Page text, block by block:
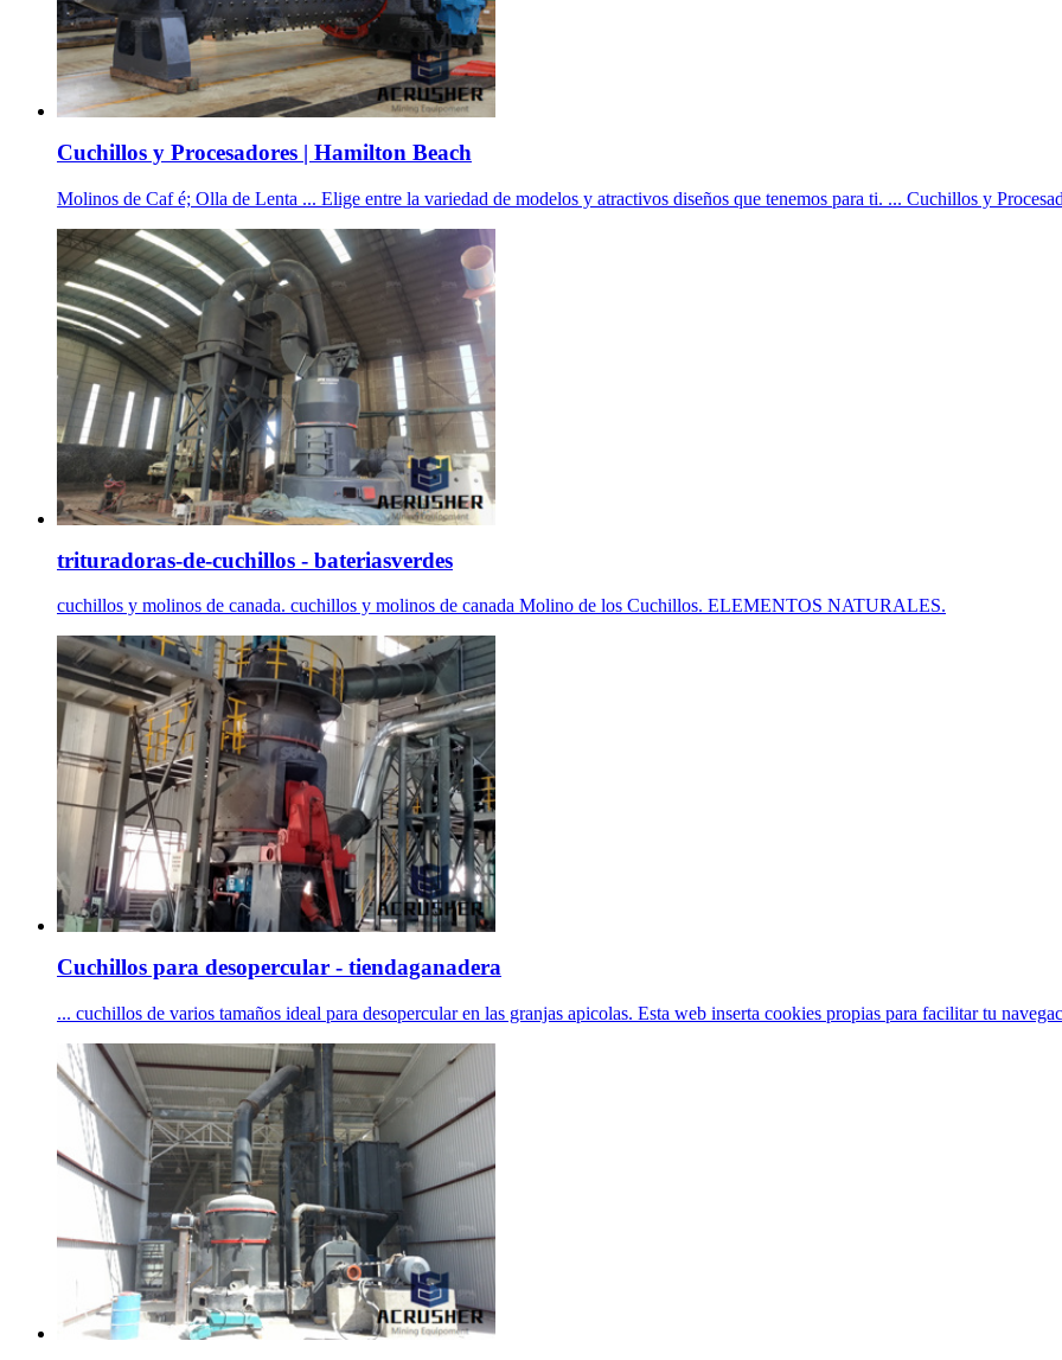
Cuchillos y Procesadores | Hamilton Beach
Molinos de Caf é; Olla de Lenta ... Elige entre la variedad de modelos y atractivos diseños que tenemos para ti. ... Cuchillos y
trituradoras-de-cuchillos - bateriasverdes
cuchillos y molinos de canada. cuchillos y molinos de canada Molino de los Cuchillos. ELEMENTOS NATURALES.
Cuchillos para desopercular - tiendaganadera
... cuchillos de varios tamaños ideal para desopercular en las granjas apicolas. Esta web inserta cookies propias para facilitar tu